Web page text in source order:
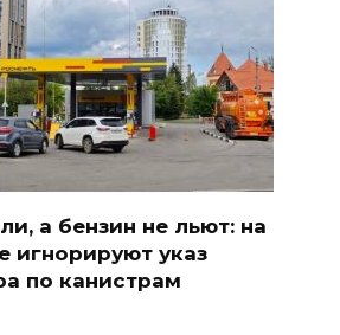
а бензин не льют: на
игнорируют указ
по канистрам